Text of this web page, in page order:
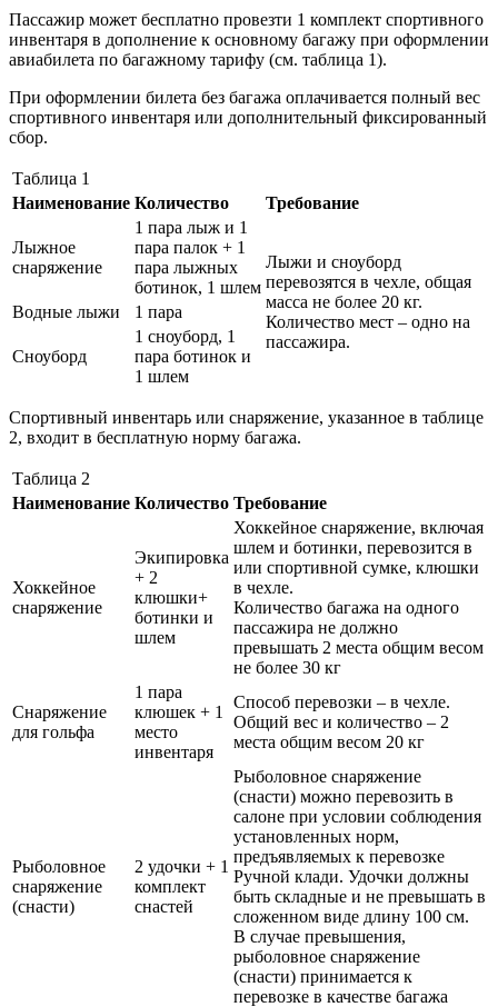
Пассажир может бесплатно провезти 1 комплект спортивного
инвентаря в дополнение к основному багажу при оформлении
авиабилета по багажному тарифу (см. таблица 1).
При оформлении билета без багажа оплачивается полный вес
спортивного инвентаря или дополнительный фиксированный
сбор.
Таблица 1
Наименование Количество Требование
Лыжное
снаряжение
1 пара лыж и 1
пара палок + 1
пара лыжных
ботинок, 1 шлем
Лыжи и сноуборд
перевозятся в чехле, общая
масса не более 20 кг.
Количество мест – одно на
пассажира.
Водные лыжи 1 пара
Сноуборд
1 сноуборд, 1
пара ботинок и
1 шлем
Спортивный инвентарь или снаряжение, указанное в таблице
2, входит в бесплатную норму багажа.
Таблица 2
Наименование Количество Требование
Хоккейное
снаряжение
Экипировка
+ 2
клюшки+
ботинки и
шлем
Хоккейное снаряжение, включая
шлем и ботинки, перевозится в
или спортивной сумке, клюшки
в чехле.
Количество багажа на одного
пассажира не должно
превышать 2 места общим весом
не более 30 кг
Снаряжение
для гольфа
1 пара
клюшек + 1
место
инвентаря
Способ перевозки – в чехле.
Общий вес и количество – 2
места общим весом 20 кг
Рыболовное
снаряжение
(снасти)
2 удочки + 1
комплект
снастей
Рыболовное снаряжение
(снасти) можно перевозить в
салоне при условии соблюдения
установленных норм,
предъявляемых к перевозке
Ручной клади. Удочки должны
быть складные и не превышать в
сложенном виде длину 100 см.
В случае превышения,
рыболовное снаряжение
(снасти) принимается к
перевозке в качестве багажа